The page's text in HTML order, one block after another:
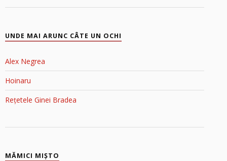
UNDE MAI ARUNC CÂTE UN OCHI
Alex Negrea
Hoinaru
Rețetele Ginei Bradea
MĂMICI MIŞTO